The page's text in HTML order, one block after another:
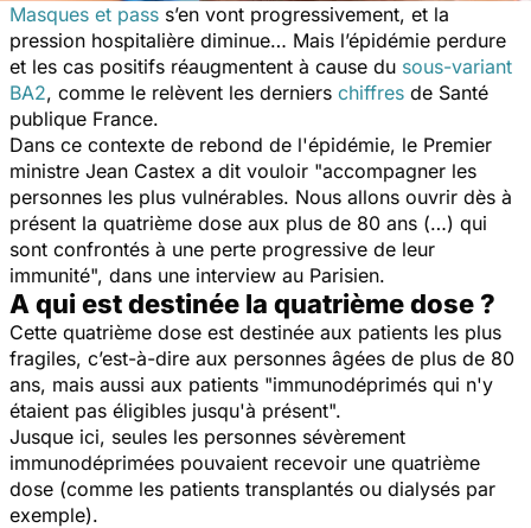
Masques et pass s’en vont progressivement, et la
pression hospitalière diminue… Mais l’épidémie perdure
et les cas positifs réaugmentent à cause du sous-variant
BA2, comme le relèvent les derniers chiffres de Santé
publique France.
Dans ce contexte de rebond de l'épidémie, le Premier
ministre Jean Castex a dit vouloir "accompagner les
personnes les plus vulnérables. Nous allons ouvrir dès à
présent la quatrième dose aux plus de 80 ans (…) qui
sont confrontés à une perte progressive de leur
immunité", dans une interview au Parisien.
A qui est destinée la quatrième dose ?
Cette quatrième dose est destinée aux patients les plus
fragiles, c’est-à-dire aux personnes âgées de plus de 80
ans, mais aussi aux patients "immunodéprimés qui n'y
étaient pas éligibles jusqu'à présent".
Jusque ici, seules les personnes sévèrement
immunodéprimées pouvaient recevoir une quatrième
dose (comme les patients transplantés ou dialysés par
exemple).